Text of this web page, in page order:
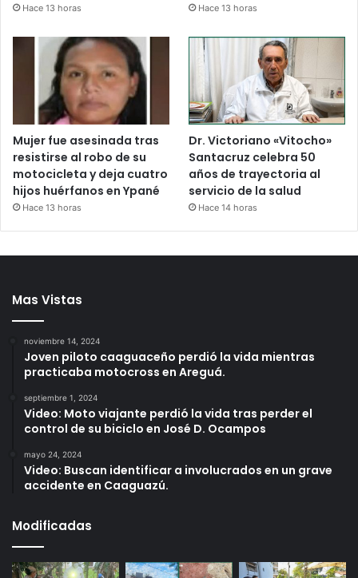
Hace 13 horas Hace 13 horas
Mujer fue asesinada tras
resistirse al robo de su
motocicleta y deja cuatro
hijos huérfanos en Ypané
Hace 13 horas
Dr. Victoriano «Vitocho»
Santacruz celebra 50
años de trayectoria al
servicio de la salud
Hace 14 horas
Mas Vistas
noviembre 14, 2024
Joven piloto caaguaceño perdió la vida mientras
practicaba motocross en Areguá.
septiembre 1, 2024
Video: Moto viajante perdió la vida tras perder el
control de su biciclo en José D. Ocampos
mayo 24, 2024
Video: Buscan identificar a involucrados en un grave
accidente en Caaguazú.
Modificadas